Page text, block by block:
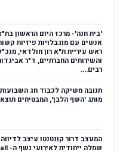
'בית חנה'- מרכז היום הראשון
אנשים עם מוגבלויות פיזיות
ראש עיריית ת"א רון חולדאי,
והשירותים החברתיים, ד"ר
רבים....
מותג 'השף הלבן', המבטיחים
המעצב דרור קונטנטו עיצב